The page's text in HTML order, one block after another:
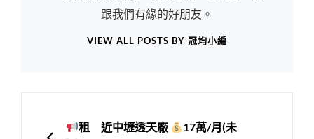
跟我們有緣的好朋友。
VIEW ALL POSTS BY 冠均小編
PREVIOUS
租 近中壢透天廠
17萬/月(未